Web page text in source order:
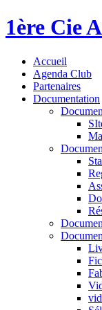
1ère Cie
Accueil
Agenda Club
Partenaires
Documentation